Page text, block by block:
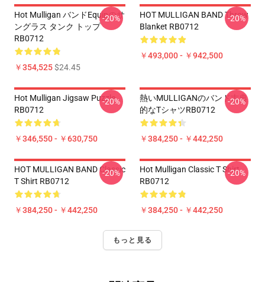
Hot Mulligan バンドEquipのサ
ングラス タンク トップ
RB0712
￥354,525$24.45
-20%
HOT MULLIGAN BAND Throw
Blanket RB0712
￥493,000 - ￥942,500
-20%
Hot Mulligan Jigsaw Puzzle
RB0712
￥346,550 - ￥630,750
-20%
熱いMULLIGANのバンド古典
的なTシャツRB0712
￥384,250 - ￥442,250
-20%
HOT MULLIGAN BAND Classic
T Shirt RB0712
￥384,250 - ￥442,250
-20%
Hot Mulligan Classic T Shirt
RB0712
￥384,250 - ￥442,250
-20%
もっと見る